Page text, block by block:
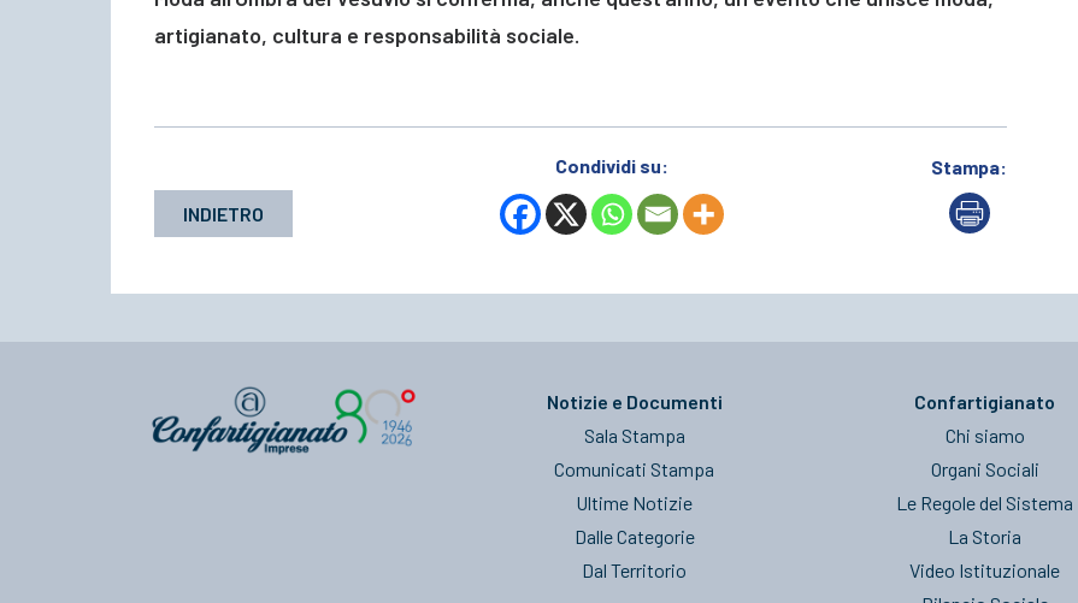
artigianato, cultura e responsabilità sociale.
INDIETRO
Condividi su: Stampa:
Notizie e Documenti
Sala Stampa
Comunicati Stampa
Ultime Notizie
Dalle Categorie
Dal Territorio
Confartigianato
Chi siamo
Organi Sociali
Le Regole del Sistema
La Storia
Video Istituzionale